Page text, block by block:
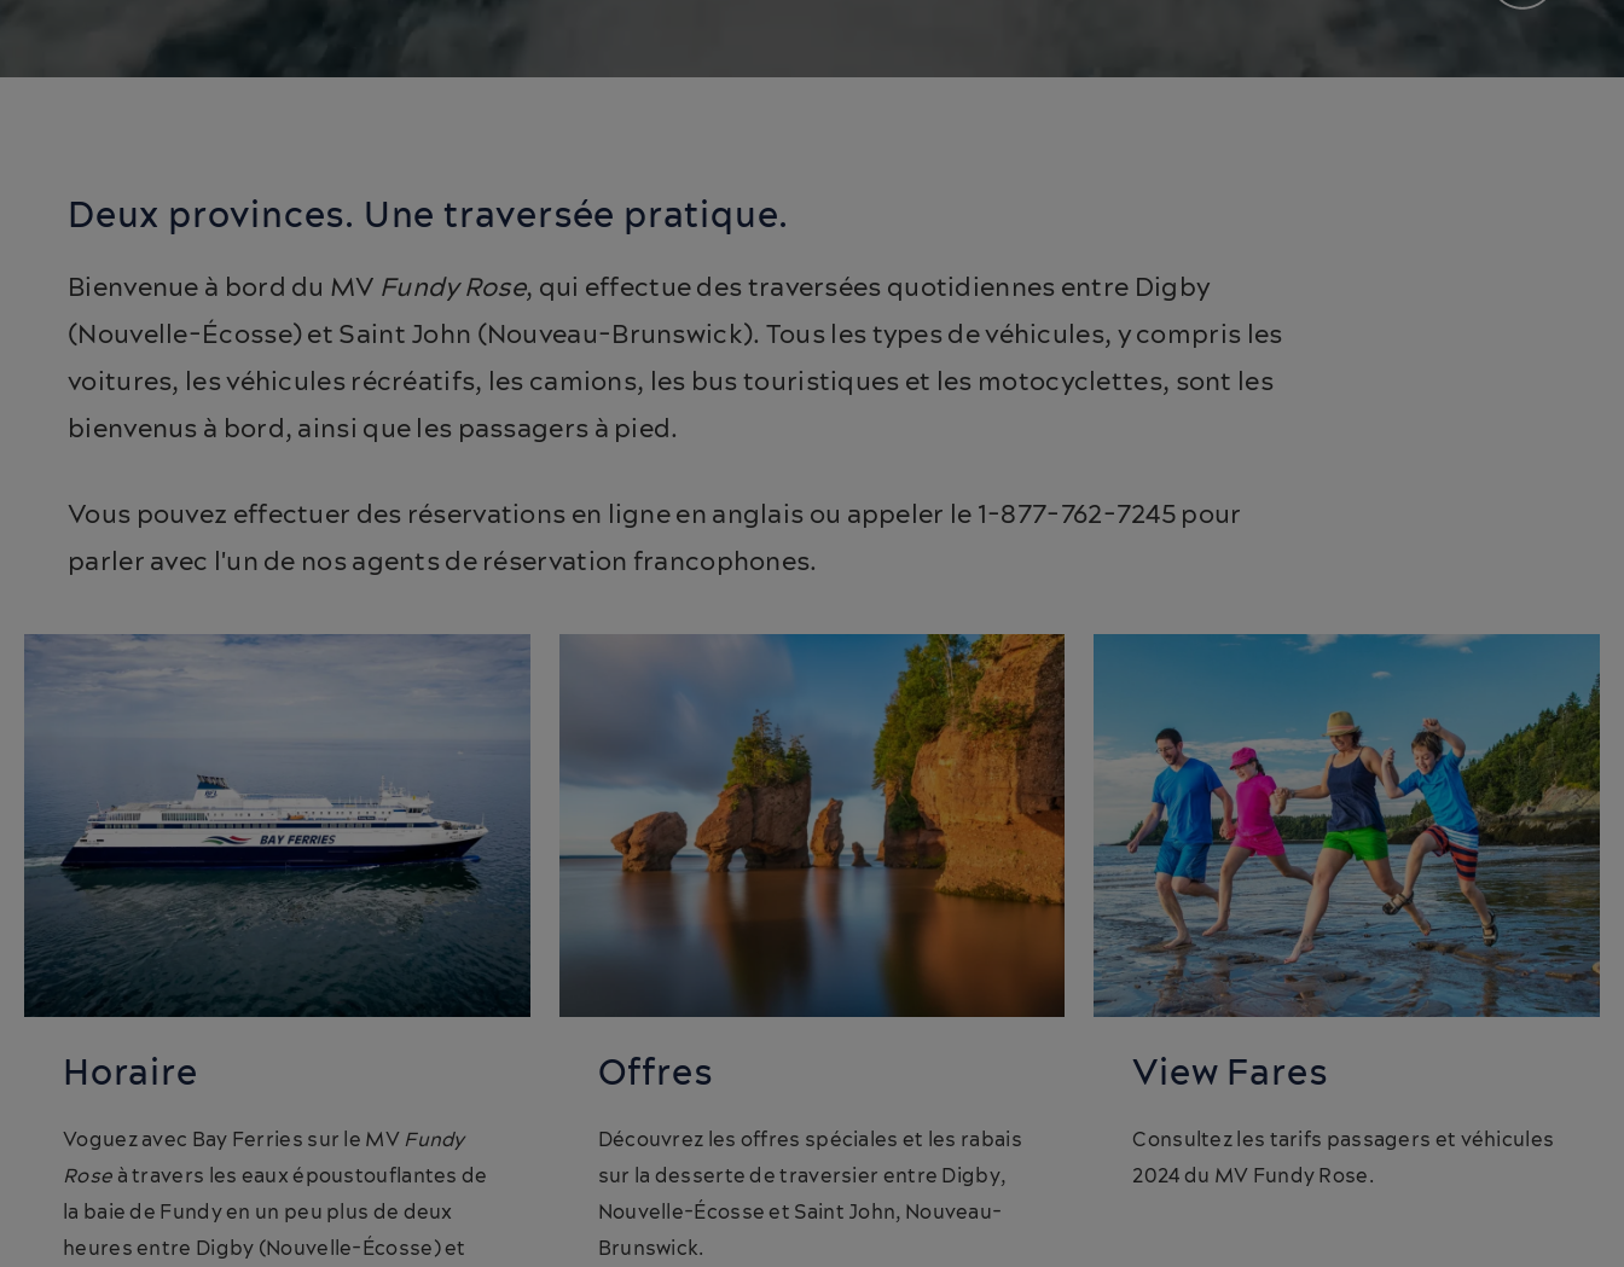
Deux provinces. Une traversée pratique.
Bienvenue à bord du MV Fundy Rose, qui effectue des traversées quotidiennes entre Digby
(Nouvelle-Écosse) et Saint John (Nouveau-Brunswick). Tous les types de véhicules, y compris les
voitures, les véhicules récréatifs, les camions, les bus touristiques et les motocyclettes, sont les
bienvenus à bord, ainsi que les passagers à pied.
Vous pouvez effectuer des réservations en ligne en anglais ou appeler le 1-877-762-7245 pour
parler avec l'un de nos agents de réservation francophones.
Horaire
Voguez avec Bay Ferries sur le MVFundy
Rose à travers les eaux époustouflantes de
la baie de Fundy en un peu plus de deux
heures entre Digby (Nouvelle-Écosse) et
Offres
Découvrez les offres spéciales et les rabais
sur la desserte de traversier entre Digby,
Nouvelle-Écosse et Saint John, Nouveau-
Brunswick.
View Fares
Consultez les tarifs passagers et véhicules
2024 du MV Fundy Rose.